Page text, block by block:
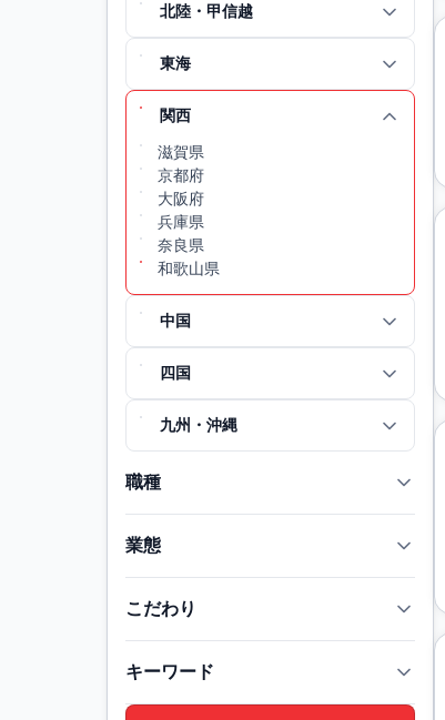
北陸・甲信越
東海
関西
滋賀県
京都府
大阪府
兵庫県
奈良県
和歌山県
中国
四国
九州・沖縄
職種
業態
こだわり
キーワード